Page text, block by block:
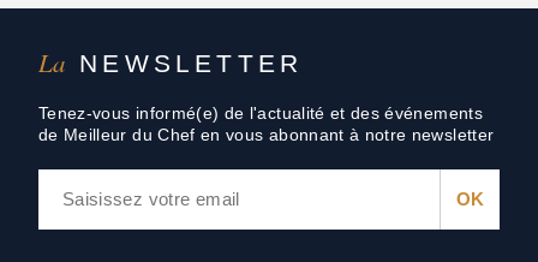
La NEWSLETTER
Tenez-vous informé(e) de l'actualité et des événements
de Meilleur du Chef en vous abonnant à notre newsletter